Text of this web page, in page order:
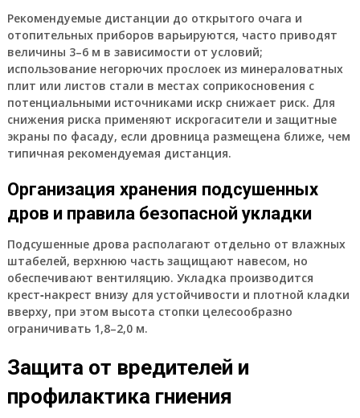
Рекомендуемые дистанции до открытого очага и
отопительных приборов варьируются, часто приводят
величины 3–6 м в зависимости от условий;
использование негорючих прослоек из минераловатных
плит или листов стали в местах соприкосновения с
потенциальными источниками искр снижает риск. Для
снижения риска применяют искрогасители и защитные
экраны по фасаду, если дровница размещена ближе, чем
типичная рекомендуемая дистанция.
Организация хранения подсушенных
дров и правила безопасной укладки
Подсушенные дрова располагают отдельно от влажных
штабелей, верхнюю часть защищают навесом, но
обеспечивают вентиляцию. Укладка производится
крест‑накрест внизу для устойчивости и плотной кладки
вверху, при этом высота стопки целесообразно
ограничивать 1,8–2,0 м.
Защита от вредителей и
профилактика гниения